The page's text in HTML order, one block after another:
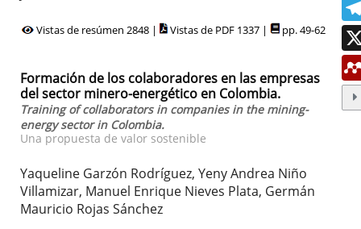
Vistas de resúmen 2848 | Vistas de PDF 1337 | pp. 49-62
Formación de los colaboradores en las empresas
del sector minero-energético en Colombia.
Training of collaborators in companies in the mining-
energy sector in Colombia.
Una propuesta de valor sostenible
Yaqueline Garzón Rodríguez, Yeny Andrea Niño
Villamizar, Manuel Enrique Nieves Plata, Germán
Mauricio Rojas Sánchez